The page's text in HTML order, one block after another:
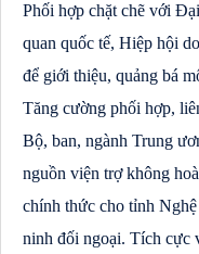
Phối hợp chặt chẽ với
quan quốc tế, Hiệp hội
để giới thiệu, quảng bá
Tăng cường phối hợp,
Bộ, ban, ngành Trung
nguồn viện trợ không
chính thức cho tỉnh
ninh đối ngoại. Tích cực